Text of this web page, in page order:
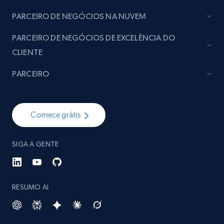
Comece grátis
SIGA A GENTE
RESUMO AI
PARCEIRO DE NEGÓCIOS NA NUVEM
PARCEIRO DE NEGÓCIOS DE EXCELÊNCIA DO
CLIENTE
PARCEIRO